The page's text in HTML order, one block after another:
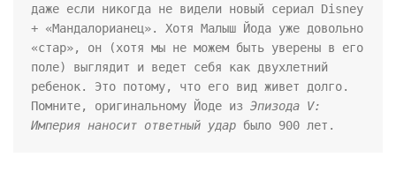
даже если никогда не видели новый сериал Disney
+ «Мандалорианец». Хотя Малыш Йода уже довольно
«стар», он (хотя мы не можем быть уверены в его
поле) выглядит и ведет себя как двухлетний
ребенок. Это потому, что его вид живет долго.
Помните, оригинальному Йоде из Эпизода V:
Империя наносит ответный удар было 900 лет.